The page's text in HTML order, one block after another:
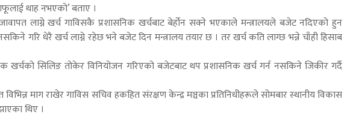
थाह नभएको’ बताए ।
लाग्ने खर्च गाविसकै प्रशासनिक खर्चबाट बेर्होन सक्ने भएकाले मन्त्रालयले बजेट नदिएको हुन
गरि धेरै खर्च लाग्ने रहेछ भने बजेट दिन मन्त्रालय तयार छ । तर खर्च कति लाग्छ भन्ने चाँही हिसाब
खर्चको सिलिङ तोकेर विनियोजन गरिएको बजेटबाट थप प्रशासनिक खर्च गर्न नसकिने जिकीर गर्दै
विभिन्न माग राखेर गाविस सचिव हकहित संरक्षण केन्द्र मञ्चका प्रतिनिधीहरूले सोमबार स्थानीय विकास
थिए ।